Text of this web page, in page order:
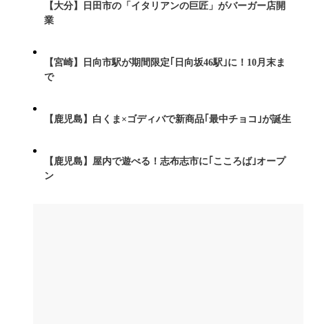
【大分】日田市の「イタリアンの巨匠」がバーガー店開
業
【宮崎】日向市駅が期間限定｢日向坂46駅｣に！10月末ま
で
【鹿児島】白くま×ゴディバで新商品｢最中チョコ｣が誕生
【鹿児島】屋内で遊べる！志布志市に｢こころば｣オープ
ン